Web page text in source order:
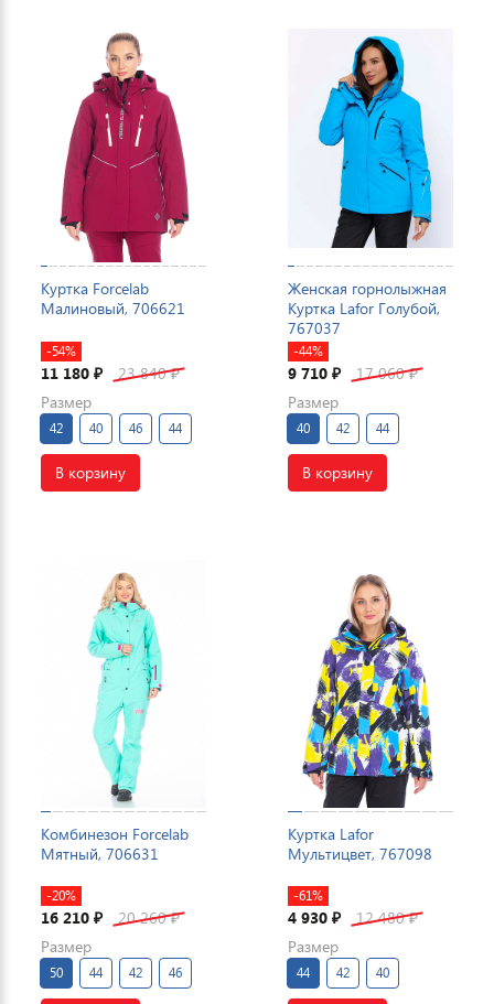
Куртка Forcelab
Малиновый, 706621
-54%
11 180 ₽ 23 840₽
Размер
42 40 46 44
В корзину
Женская горнолыжная
Куртка Lafor Голубой,
767037
-44%
9 710 ₽ 17 060₽
Размер
40 42 44
В корзину
Комбинезон Forcelab
Мятный, 706631
-20%
16 210 ₽ 20 260₽
Размер
50 44 42 46
Куртка Lafor
Мультицвет, 767098
-61%
4 930 ₽ 12 480₽
Размер
44 42 40